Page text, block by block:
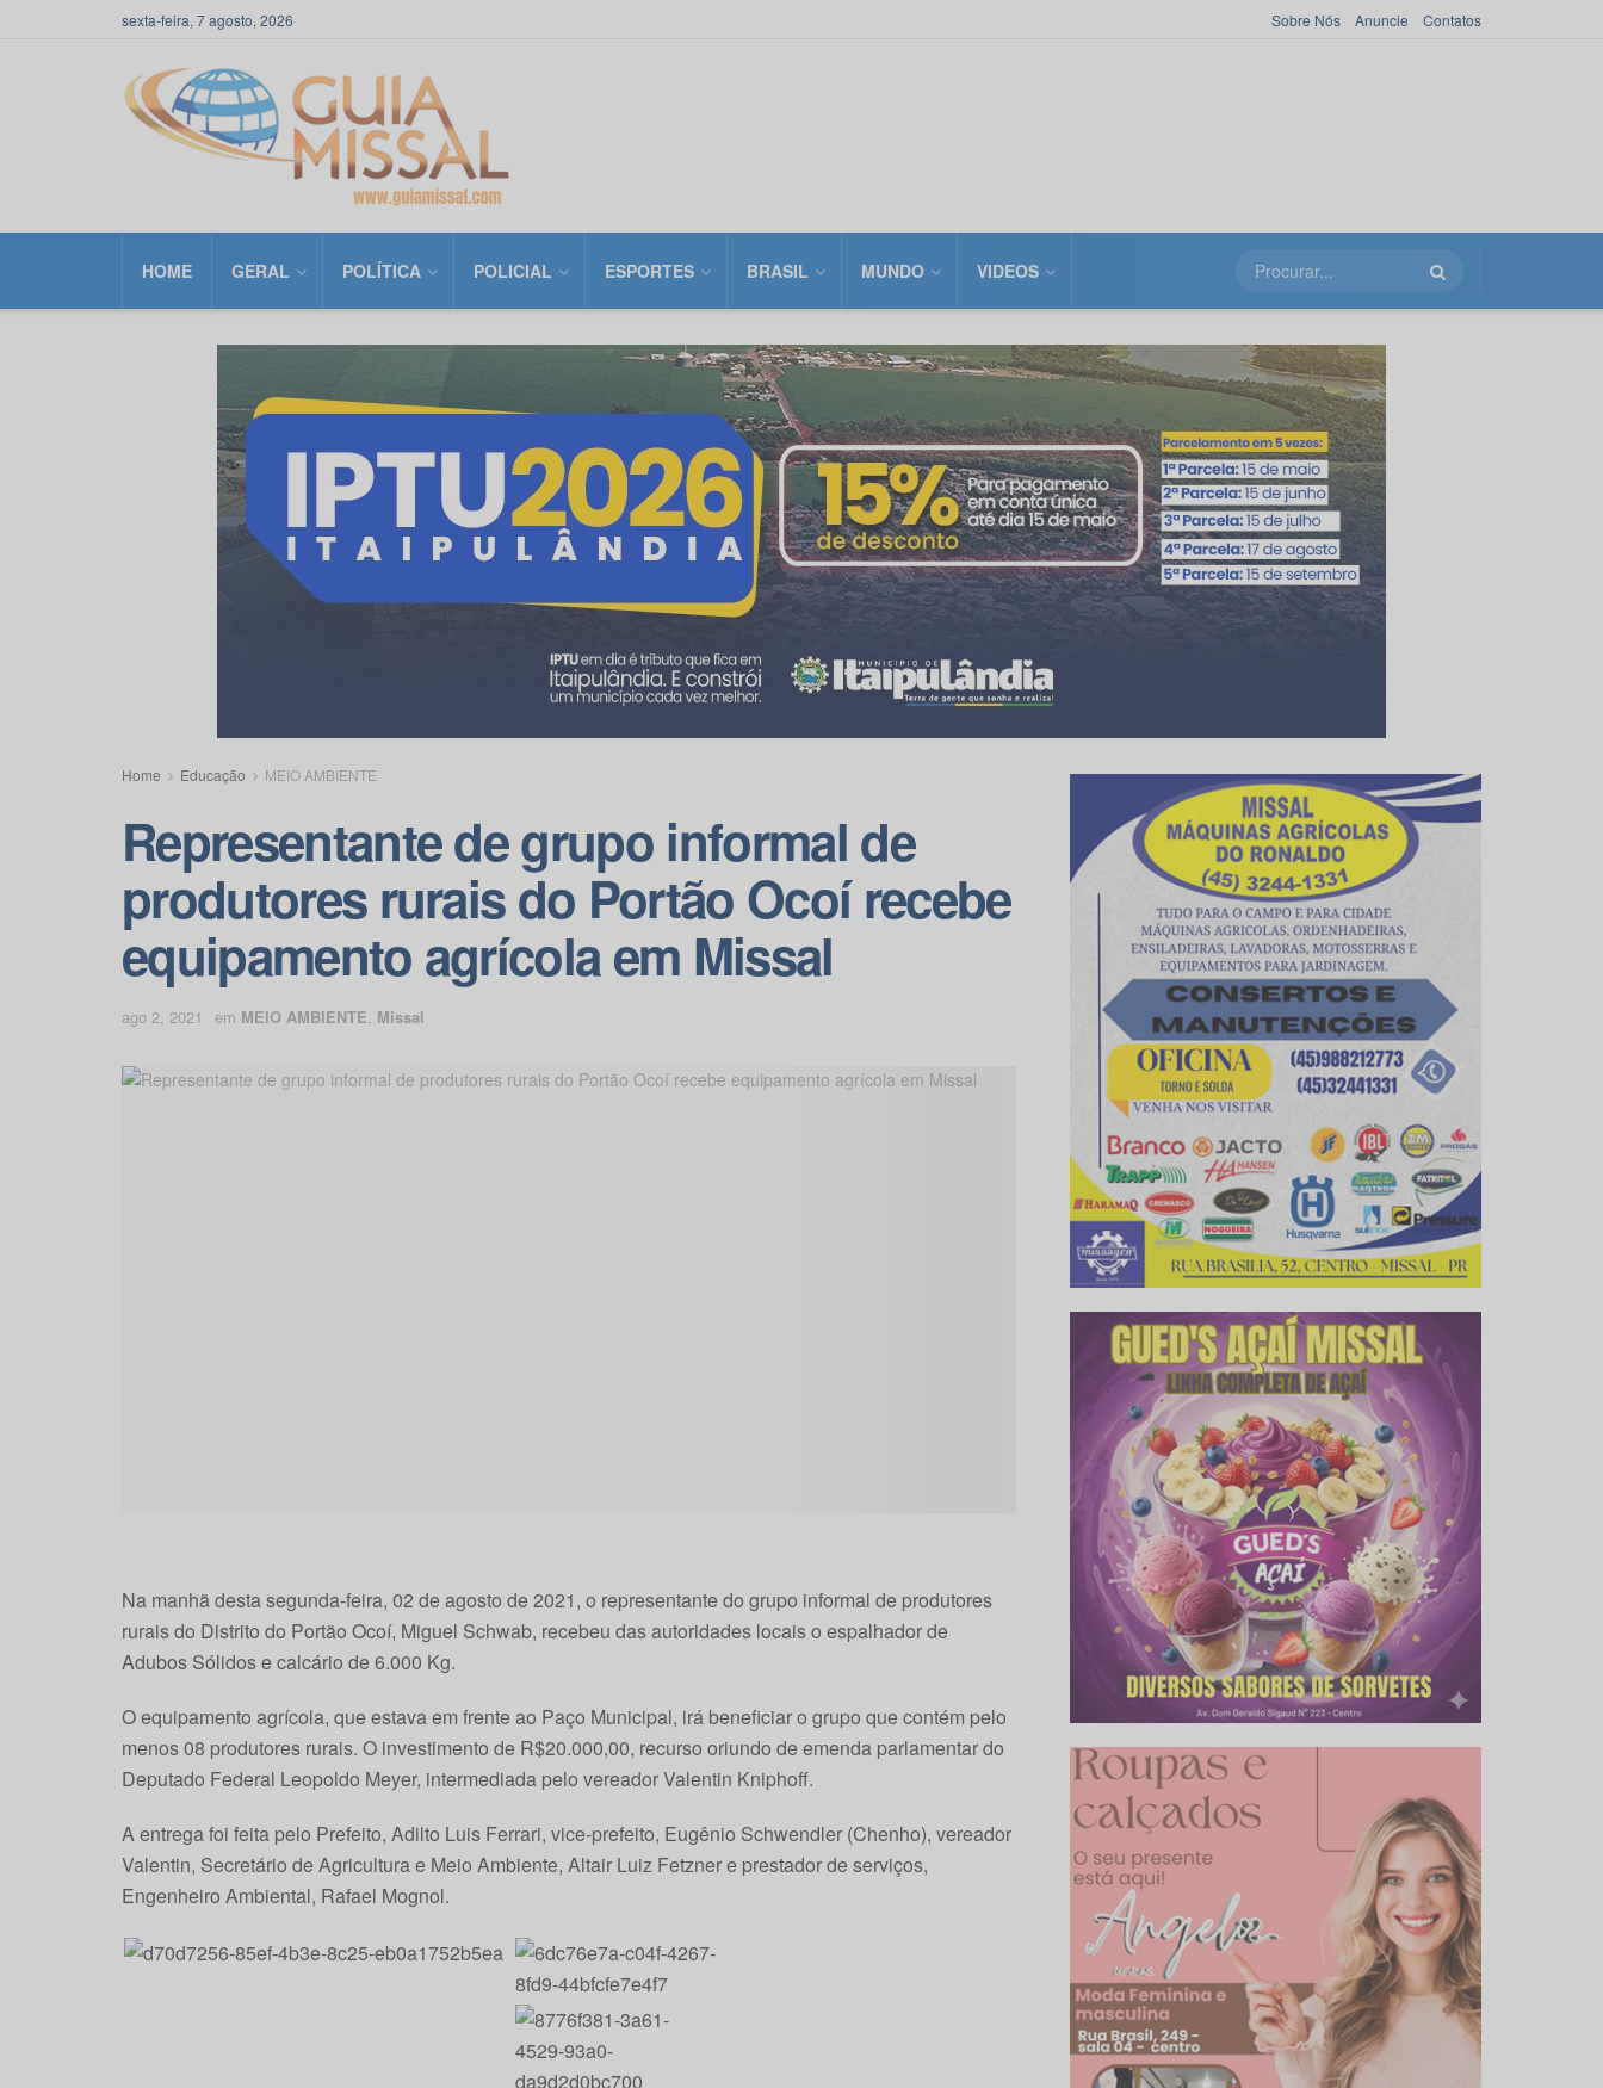
sexta-feira, 7 agosto, 2026 Sobre Nós Anuncie Contatos
HOME GERAL POLÍTICA POLICIAL ESPORTES BRASIL MUNDO VIDEOS
Home Educação MEIO AMBIENTE
Representante de grupo informal de
produtores rurais do Portão Ocoí recebe
equipamento agrícola em Missal
ago 2, 2021 em MEIO AMBIENTE Missal
Na manhã desta segunda-feira, 02 de agosto de 2021, o representante do grupo informal de produtores
rurais do Distrito do Portão Ocoí, Miguel Schwab, recebeu das autoridades locais o espalhador de
Adubos Sólidos e calcário de 6.000 Kg.
O equipamento agrícola, que estava em frente ao Paço Municipal, irá beneficiar o grupo que contém pelo
menos 08 produtores rurais. O investimento de R$20.000,00, recurso oriundo de emenda parlamentar do
Deputado Federal Leopoldo Meyer, intermediada pelo vereador Valentin Kniphoff.
A entrega foi feita pelo Prefeito, Adilto Luis Ferrari, vice-prefeito, Eugênio Schwendler (Chenho), vereador
Valentin, Secretário de Agricultura e Meio Ambiente, Altair Luiz Fetzner e prestador de serviços,
Engenheiro Ambiental, Rafael Mognol.